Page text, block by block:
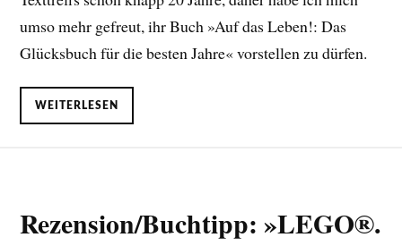
umso mehr gefreut, ihr Buch »Auf das Leben!: Das
Glücksbuch für die besten Jahre« vorstellen zu dürfen.
WEITERLESEN
Rezension/Buchtipp: »LEGO®.